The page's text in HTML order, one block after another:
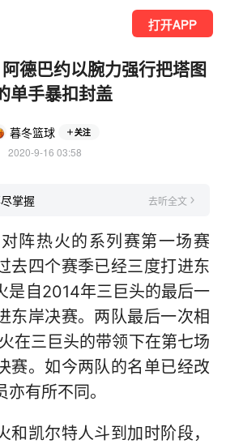
打开APP
德巴约以腕力强行把塔图
单手暴扣封盖
暮冬篮球 关注
2020-9-16 03:58
掌握 去听全文
阵热火的系列赛第一场赛
去四个赛季已经三度打进东
是自2014年三巨头的最后一
东岸决赛。两队最后一次相
在三巨头的带领下在第七场
赛。如今两队的名单已经改
有所不同。
和凯尔特人斗到加时阶段，